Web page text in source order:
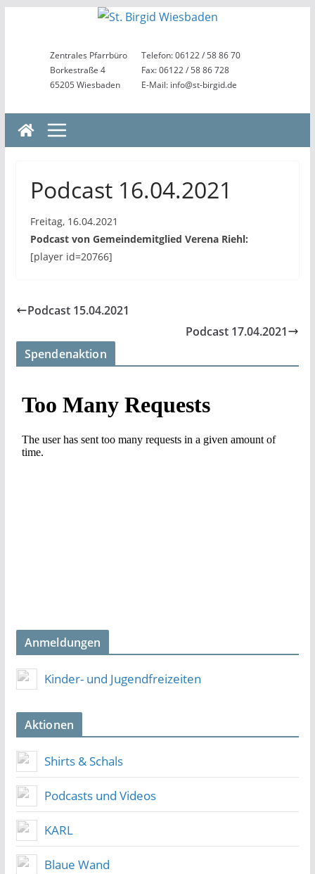
springenZentrales Pfarrbüro
Borkestraße 4
65205 Wiesbaden
Telefon: 06122 / 58 86 70
Fax: 06122 / 58 86 728
E-Mail: info@st-birgid.de
Podcast 16.04.2021
Freitag, 16.04.2021
Podcast von Gemeindemitglied Verena Riehl:
[player id=20766]
Podcast 15.04.2021
Podcast 17.04.2021
Spendenaktion
Anmeldungen
Kinder- und Jugendfreizeiten
Aktionen
Shirts & Schals
Podcasts und Videos
KARL
Blaue Wand